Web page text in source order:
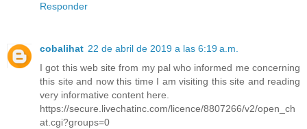
Responder
cobalihat 22 de abril de 2019 a las 6:19 a.m.
I got this web site from my pal who informed me concerning
this site and now this time I am visiting this site and reading
very informative content here.
https://secure.livechatinc.com/licence/8807266/v2/open_ch
at.cgi?groups=0